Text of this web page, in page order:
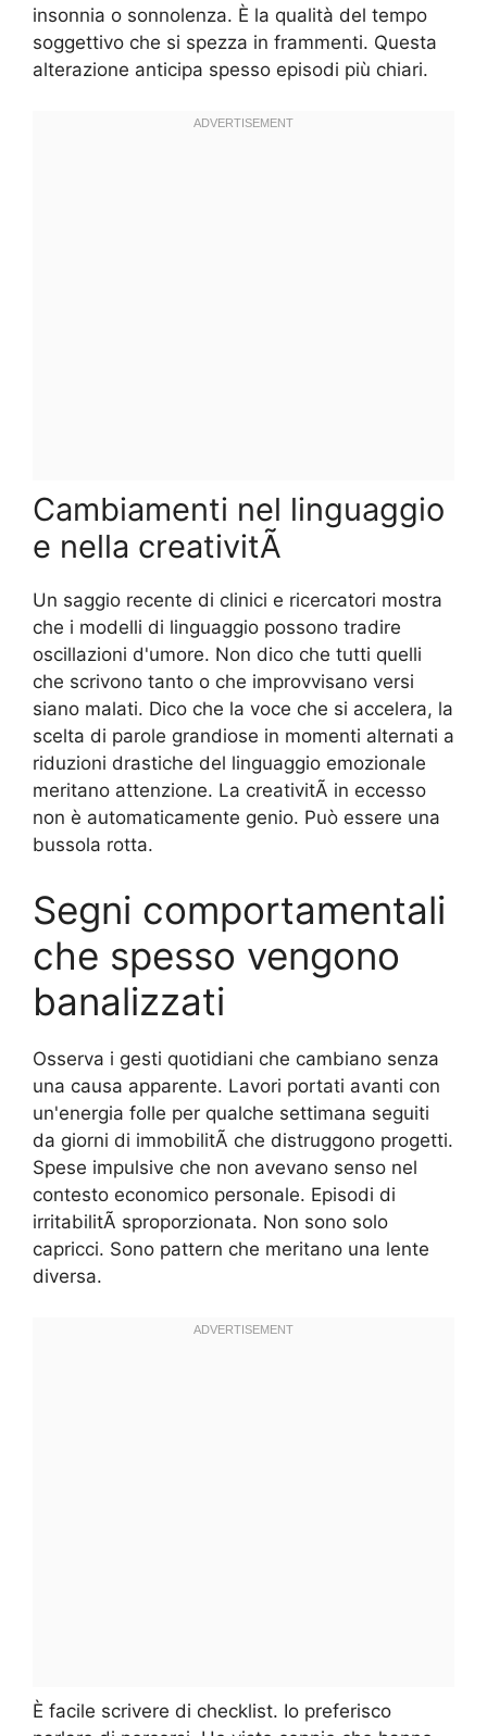
insonnia o sonnolenza. È la qualità del tempo
soggettivo che si spezza in frammenti. Questa
alterazione anticipa spesso episodi più chiari.
Cambiamenti nel linguaggio
e nella creativitÃ
Un saggio recente di clinici e ricercatori mostra
che i modelli di linguaggio possono tradire
oscillazioni d'umore. Non dico che tutti quelli
che scrivono tanto o che improvvisano versi
siano malati. Dico che la voce che si accelera, la
scelta di parole grandiose in momenti alternati a
riduzioni drastiche del linguaggio emozionale
meritano attenzione. La creativitÃ in eccesso
non è automaticamente genio. Può essere una
bussola rotta.
Segni comportamentali
che spesso vengono
banalizzati
Osserva i gesti quotidiani che cambiano senza
una causa apparente. Lavori portati avanti con
un'energia folle per qualche settimana seguiti
da giorni di immobilitÃ che distruggono progetti.
Spese impulsive che non avevano senso nel
contesto economico personale. Episodi di
irritabilitÃ sproporzionata. Non sono solo
capricci. Sono pattern che meritano una lente
diversa.
È facile scrivere di checklist. Io preferisco